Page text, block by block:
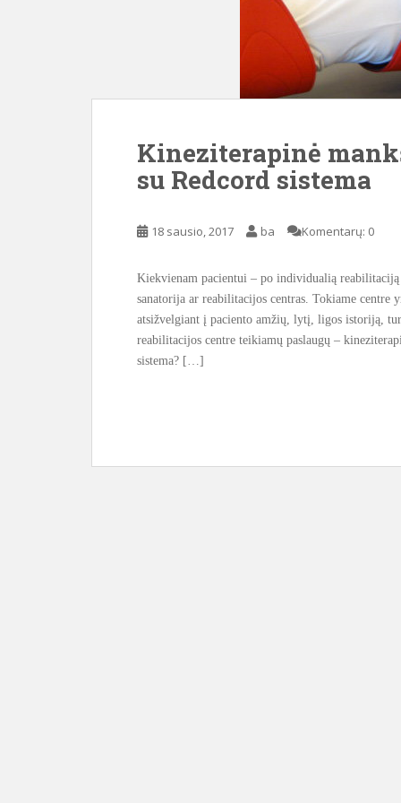
Kineziterapinė
su Redcord sistema
18 sausio, 2017 ba Komentarų: 0
Kiekvienam pacientui – po individualią
sanatorija ar reabilitacijos centras. Tokiame centre
atsižvelgiant į paciento amžių, lytį, ligos istoriją,
reabilitacijos centre teikiamų paslaugų –
sistema? […]